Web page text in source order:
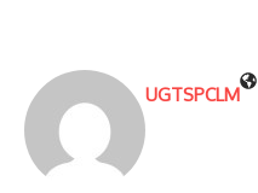
UGTSPCLM